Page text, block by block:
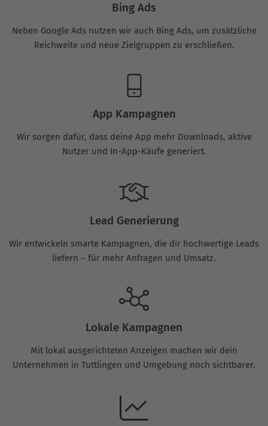
Bing Ads
Neben Google Ads nutzen wir auch Bing Ads, um zusätzliche
Reichweite und neue Zielgruppen zu erschließen.
App Kampagnen
Wir sorgen dafür, dass deine App mehr Downloads, aktive
Nutzer und In-App-Käufe generiert.
Lead Generierung
Wir entwickeln smarte Kampagnen, die dir hochwertige Leads
liefern – für mehr Anfragen und Umsatz.
Lokale Kampagnen
Mit lokal ausgerichteten Anzeigen machen wir dein
Unternehmen in Tuttlingen und Umgebung noch sichtbarer.